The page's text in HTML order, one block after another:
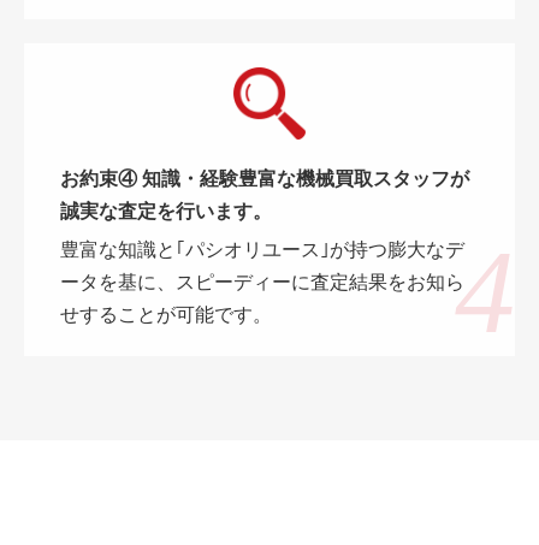
お約束④ 知識・経験豊富な機械買取スタッフが
誠実な査定を行います。
豊富な知識と｢パシオリユース｣が持つ膨大なデ
ータを基に、スピーディーに査定結果をお知ら
せすることが可能です。